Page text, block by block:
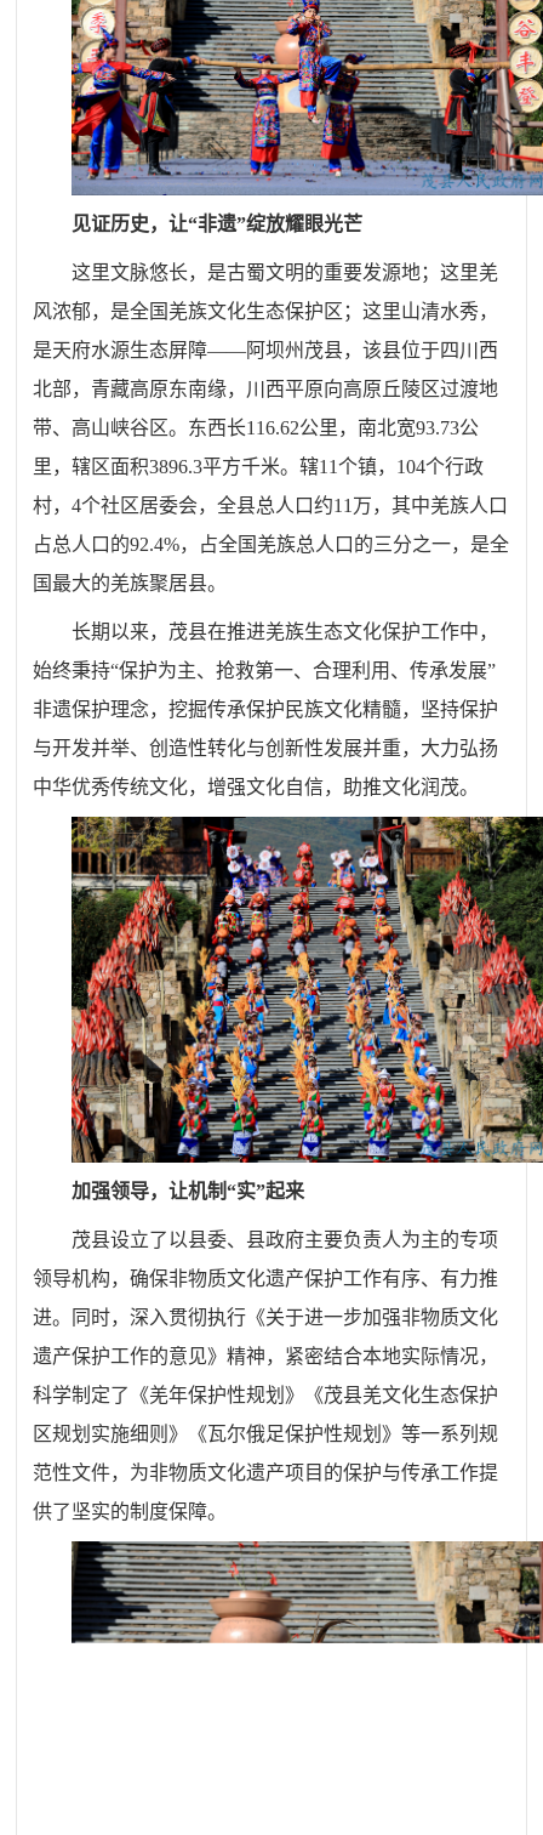
见证历史，让“非遗”绽放耀眼光芒
这里文脉悠长，是古蜀文明的重要发源地；这里羌
风浓郁，是全国羌族文化生态保护区；这里山清水秀，
是天府水源生态屏障——阿坝州茂县，该县位于四川西
北部，青藏高原东南缘，川西平原向高原丘陵区过渡地
带、高山峡谷区。东西长116.62公里，南北宽93.73公
里，辖区面积3896.3平方千米。辖11个镇，104个行政
村，4个社区居委会，全县总人口约11万，其中羌族人口
占总人口的92.4%，占全国羌族总人口的三分之一，是全
国最大的羌族聚居县。
长期以来，茂县在推进羌族生态文化保护工作中，
始终秉持“保护为主、抢救第一、合理利用、传承发展”
非遗保护理念，挖掘传承保护民族文化精髓，坚持保护
与开发并举、创造性转化与创新性发展并重，大力弘扬
中华优秀传统文化，增强文化自信，助推文化润茂。
加强领导，让机制“实”起来
茂县设立了以县委、县政府主要负责人为主的专项
领导机构，确保非物质文化遗产保护工作有序、有力推
进。同时，深入贯彻执行《关于进一步加强非物质文化
遗产保护工作的意见》精神，紧密结合本地实际情况，
科学制定了《羌年保护性规划》《茂县羌文化生态保护
区规划实施细则》《瓦尔俄足保护性规划》等一系列规
范性文件，为非物质文化遗产项目的保护与传承工作提
供了坚实的制度保障。